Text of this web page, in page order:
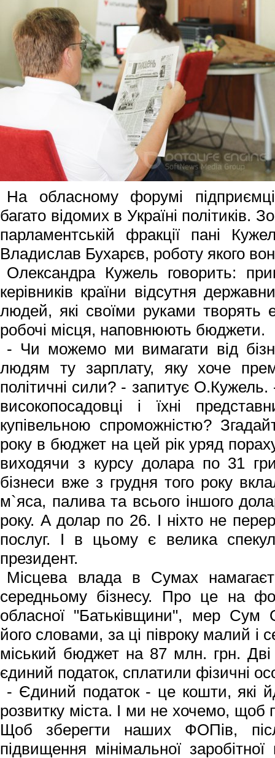
На обласному форумі
багато відомих в Україні політиків.
парламентській фракції пані
Владислав Бухарєв, роботу якого
Олександра Кужель говорить:
керівників країни відсутня
людей, які своїми руками творять
робочі місця, наповнюють бюджети.
- Чи можемо ми вимагати від
людям ту зарплату, яку хоче
політичні сили? - запитує
високопосадовці і їхні
купівельною спроможністю?
року в бюджет на цей рік уряд
виходячи з курсу долара по 31
бізнеси вже з грудня того року
м`яса, палива та всього іншого
року. А долар по 26. І ніхто не
послуг. І в цьому є велика
президент.
Місцева влада в Сумах
середньому бізнесу. Про це на
обласної "Батьківщини", мер Сум
його сло­вами, за ці півроку малий і
міський бюджет на 87 млн. грн. Дві
єдиний податок, сплатили фізичні
- Єдиний податок - це кошти, які
розвитку міста. І ми не хочемо, щоб
Щоб зберегти наших ФОПів,
підвищення мінімальної